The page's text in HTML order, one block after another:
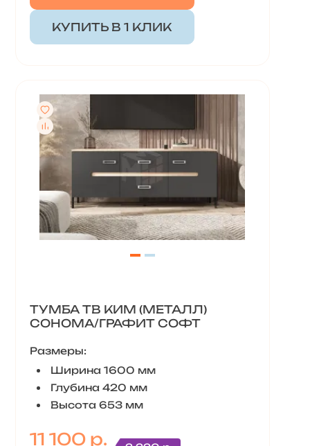
КУПИТЬ В 1 КЛИК
ТУМБА ТВ КИМ (МЕТАЛЛ)
СОНОМА/ГРАФИТ СОФТ
Размеры:
Ширина 1600 мм
Глубина 420 мм
Высота 653 мм
11 100 р.